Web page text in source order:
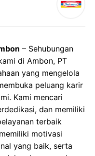
– Sehubungan
di Ambon, PT
yang mengelola
peluang karir
Kami mencari
dan memiliki
terbaik
motivasi
yang baik, serta